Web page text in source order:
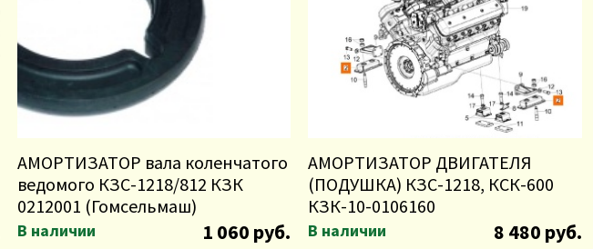
АМОРТИЗАТОР вала коленчатого
ведомого КЗС-1218/812 КЗК
0212001 (Гомсельмаш)
В наличии 1 060 руб.
АМОРТИЗАТОР ДВИГАТЕЛЯ
(ПОДУШКА) КЗС-1218, КСК-600
КЗК-10-0106160
В наличии 8 480 руб.